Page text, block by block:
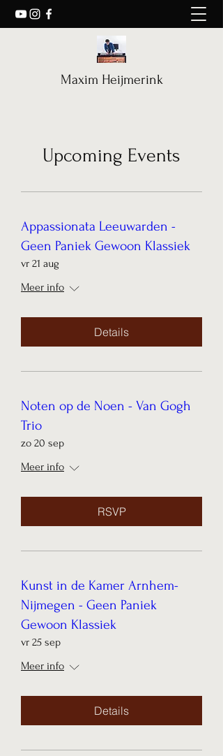
Maxim Heijmerink
Upcoming Events
Appassionata Leeuwarden -
Geen Paniek Gewoon Klassiek
vr 21 aug
Meer info
Details
Noten op de Noen - Van Gogh
Trio
zo 20 sep
Meer info
RSVP
Kunst in de Kamer Arnhem-
Nijmegen - Geen Paniek
Gewoon Klassiek
vr 25 sep
Meer info
Details